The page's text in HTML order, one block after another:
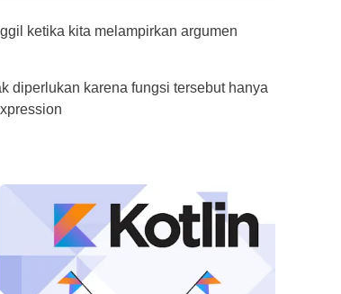
ketika kita melampirkan argumen
diperlukan karena fungsi tersebut hanya